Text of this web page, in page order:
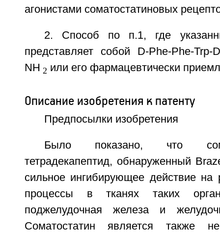
агонистами соматостатиновых
2. Способ по п.1, где
представляет собой D-Phe-Phe-Trp-
NH 2 или его фармацевтически
Описание изобретения к патенту
Предпосылки изобретения
Было показано, что
тетрадекапептид, обнаруженный
сильное ингибирующее действие на
процессы в тканях таких
поджелудочная железа и
Соматостатин является также